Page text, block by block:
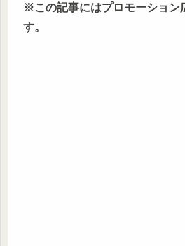
※この記事にはプロモーション
す。